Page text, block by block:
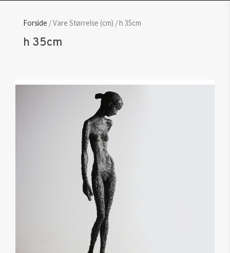
Forside / Vare Størrelse (cm) / h 35cm
h 35cm